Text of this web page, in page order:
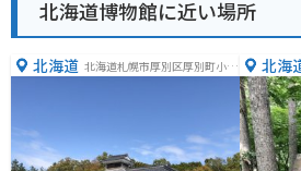
北海道博物館に近い場所
北海道 北海道札幌市厚別区厚別町小野
北海